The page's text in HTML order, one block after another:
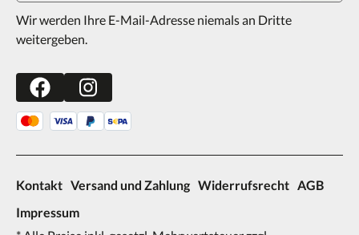
Wir werden Ihre E-Mail-Adresse niemals an Dritte
weitergeben.
Kontakt Versand und Zahlung Widerrufsrecht AGB
Impressum